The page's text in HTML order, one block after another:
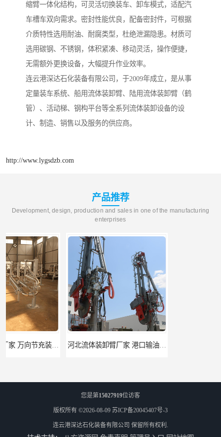
缩臂一体化结构，可灵活切换装车、卸车模式，适配汽
车槽车双向需求。密封性能优良，配备密封件，可根据
介质特性选用耐油、耐腐类型，杜绝泄漏隐患。材质可
选用碳钢、不锈钢，体积紧凑、移动灵活，操作便捷，
无需额外更换设备，大幅提升作业效率。
连云港深达石化装备有限公司，于2009年成立，是从事
定量装车系统、船用流体装卸臂、陆用流体装卸臂（鹤
管）、活动梯、钢构平台等全系列流体装卸设备的设
计、制造、销售以及服务的供应商。
http://www.lygsdzb.com
产品推荐
Development, design, production and sales in one of the manufacturing
enterprises
河北流体装卸臂厂家 港口输油臂 节能环保
您是第15027919位访客
版权所有 ©2026-08-09 苏ICP备20045407号-3
连云港深达石化装备有限公司 保留所有权利.